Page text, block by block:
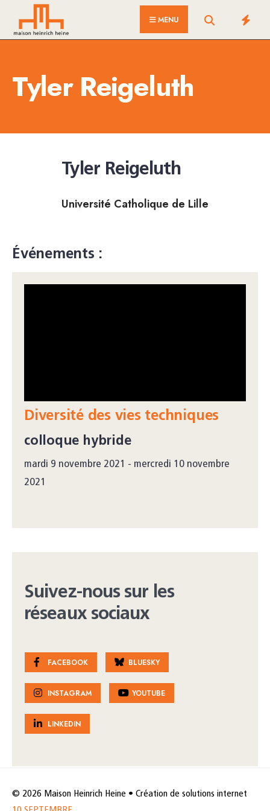
MENU
Tyler Reigeluth
Tyler Reigeluth
Université Catholique de Lille
Événements :
Diversité des vies techniques
colloque hybride
mardi 9 novembre 2021 - mercredi 10 novembre
2021
Suivez-nous sur les
réseaux sociaux
FACEBOOK BLUESKY
INSTAGRAM YOUTUBE
LINKEDIN
© 2026 Maison Heinrich Heine • Création de solutions internet